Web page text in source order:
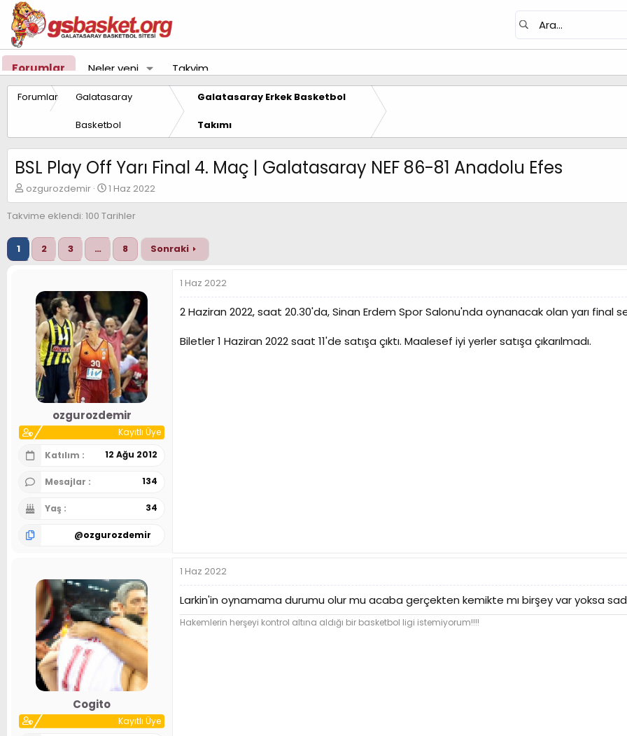
Forumlar Neler yeni Takvim
Forumlar Galatasaray
Basketbol
Galatasaray Erkek Basketbol
Takımı
BSL Play Off Yarı Final 4. Maç | Galatasaray NEF 86-81 Anadolu Efes
K
o
n
y
B
ozgurozdemir
B
a
ş
a
g
ç
a
r
i
h
i
1 Haz 2022
Takvime eklendi: 100 Tarihler
1 2 3 … 8 Sonraki
ozgurozdemir
Kayıtlı Üye
Katılım
12 Ağu 2012
Mesajlar 134
Yaş 34
@ozgurozdemir
1 Haz 2022
2 Haziran 2022, saat 20.30'da, Sinan Erdem Spor Salonu'nda oynanacak olan yarı final
Biletler 1 Haziran 2022 saat 11'de satışa çıktı. Maalesef iyi yerler satışa çıkarılmadı.
Cogito
Kayıtlı Üye
1 Haz 2022
Larkin'in oynamama durumu olur mu acaba gerçekten kemikte mı birşey var yoksa
Hakemlerin herşeyi kontrol altına aldığı bir basketbol ligi istemiyorum!!!!